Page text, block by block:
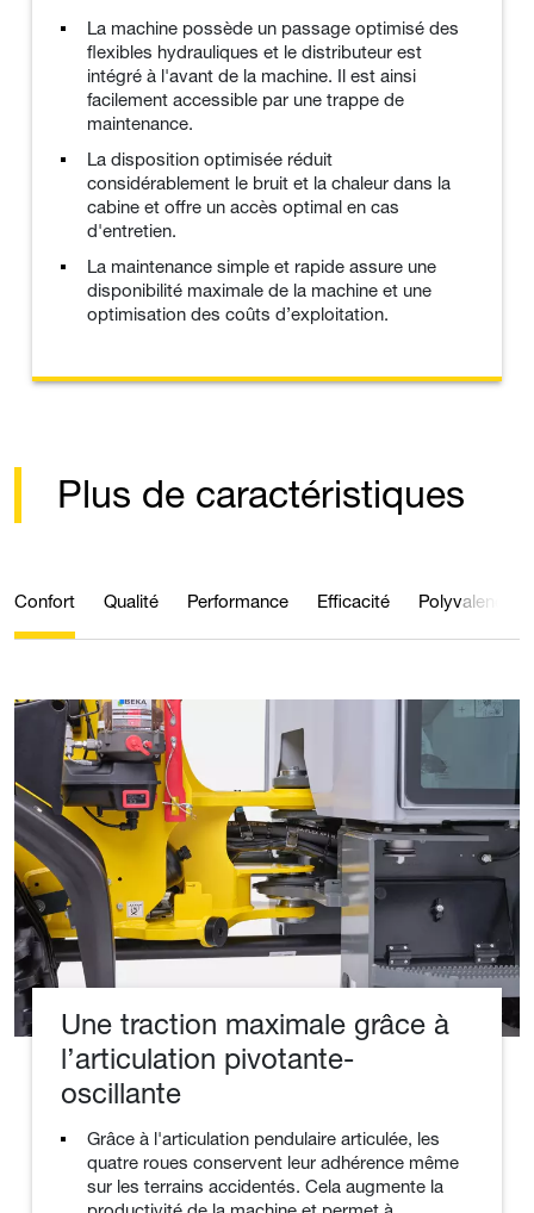
La machine possède un passage optimisé des
flexibles hydrauliques et le distributeur est
intégré à l'avant de la machine. Il est ainsi
facilement accessible par une trappe de
maintenance.
La disposition optimisée réduit
considérablement le bruit et la chaleur dans la
cabine et offre un accès optimal en cas
d'entretien.
La maintenance simple et rapide assure une
disponibilité maximale de la machine et une
optimisation des coûts d’exploitation.
Plus de caractéristiques
Confort Qualité Performance Efficacité Polyvalence
Une traction maximale grâce à
l’articulation pivotante-
oscillante
Grâce à l'articulation pendulaire articulée, les
quatre roues conservent leur adhérence même
sur les terrains accidentés. Cela augmente la